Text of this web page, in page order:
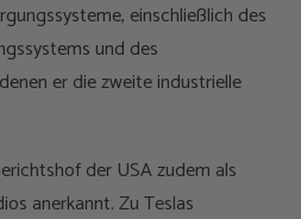
einschließlich des
und des
er die zweite industrielle
der USA zudem als
anerkannt. Zu Teslas